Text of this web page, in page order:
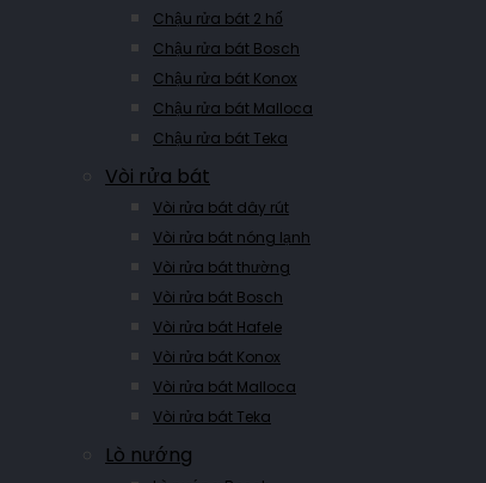
Chậu rửa bát 2 hố
Chậu rửa bát Bosch
Chậu rửa bát Konox
Chậu rửa bát Malloca
Chậu rửa bát Teka
Vòi rửa bát
Vòi rửa bát dây rút
Vòi rửa bát nóng lạnh
Vòi rửa bát thường
Vòi rửa bát Bosch
Vòi rửa bát Hafele
Vòi rửa bát Konox
Vòi rửa bát Malloca
Vòi rửa bát Teka
Lò nướng